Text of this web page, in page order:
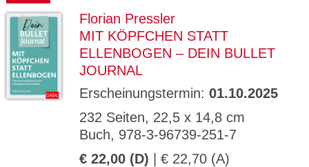
Florian Pressler
MIT KÖPFCHEN STATT
ELLENBOGEN – DEIN BULLET
JOURNAL
Erscheinungstermin: 01.10.2025
232 Seiten, 22,5 x 14,8 cm
Buch, 978-3-96739-251-7
€ 22,00 (D) | € 22,70 (A)